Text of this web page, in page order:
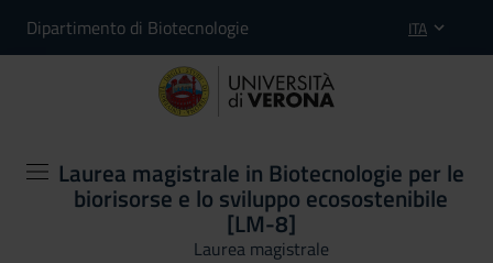
Dipartimento di Biotecnologie ITA
Laurea magistrale in Biotecnologie per le
biorisorse e lo sviluppo ecosostenibile
[LM-8]
Laurea magistrale